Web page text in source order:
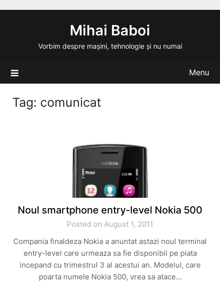
Mihai Baboi
Vorbim despre mașini, tehnologie și nu numai
Menu
Tag: comunicat
Noul smartphone entry-level Nokia 500
Posted on August 1, 2011
Compania finaldeza Nokia a anuntat astazi noul terminal
entry-level care urmeaza sa fie disponibil pe piata
incepand cu trimestrul 3 al acestui an. Modelul, care
poarta numele Nokia 500, vrea sa atace…